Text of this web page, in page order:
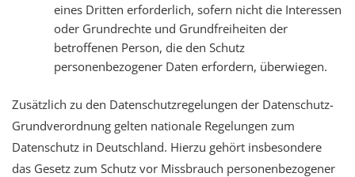
eines Dritten erforderlich, sofern nicht die Interessen
oder Grundrechte und Grundfreiheiten der
betroffenen Person, die den Schutz
personenbezogener Daten erfordern, überwiegen.
Zusätzlich zu den Datenschutzregelungen der Datenschutz-
Grundverordnung gelten nationale Regelungen zum
Datenschutz in Deutschland. Hierzu gehört insbesondere
das Gesetz zum Schutz vor Missbrauch personenbezogener